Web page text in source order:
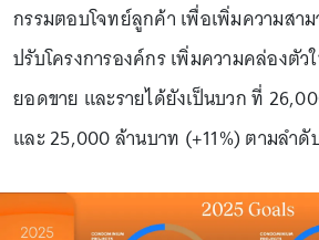
กรรมตอบโจทย์ลูกค้า เพื่อเพิ่มความสาม
ปรับโครงการองค์กร เพิ่มความคล่องตัว
ยอดขาย และรายได้ยังเป็นบวก ที่
และ 25,000 ล้านบาท (+11%) ตามลำดั